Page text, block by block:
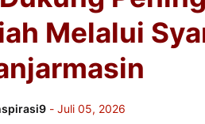
Melalui
- Juli 05, 2026